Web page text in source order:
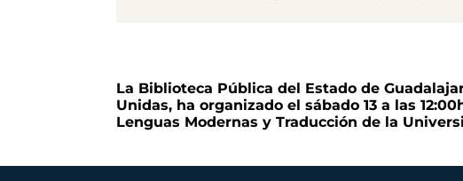
La Biblioteca Pública del Estado de
Unidas, ha organizado el sábado 13 a las
Lenguas Modernas y Traducción de la